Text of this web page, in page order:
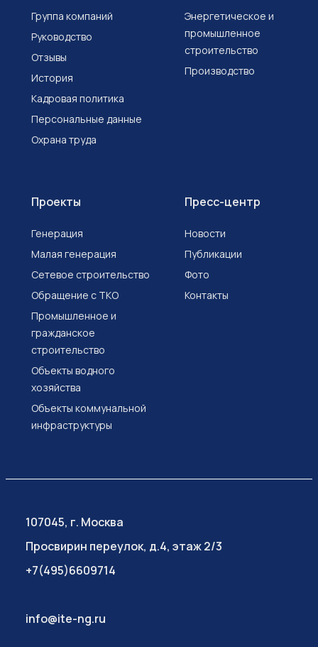
Группа компаний
Руководство
Отзывы
История
Кадровая политика
Персональные данные
Охрана труда
Энергетическое и
промышленное
строительство
Производство
Проекты
Генерация
Малая генерация
Сетевое строительство
Обращение с ТКО
Промышленное и
гражданское
строительство
Объекты водного
хозяйства
Объекты коммунальной
инфраструктуры
Пресс-центр
Новости
Публикации
Фото
Контакты
107045, г. Москва
Просвирин переулок, д.4, этаж 2/3
+7(495)6609714
info@ite-ng.ru